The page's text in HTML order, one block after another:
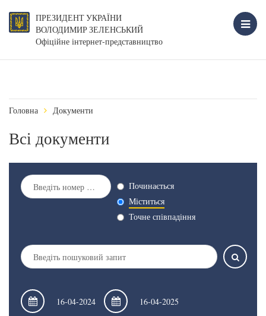
ПРЕЗИДЕНТ УКРАЇНИ
ВОЛОДИМИР ЗЕЛЕНСЬКИЙ
Офіційне інтернет-представництво
Головна Документи
Всі документи
Починається
Міститься
Точне співпадіння